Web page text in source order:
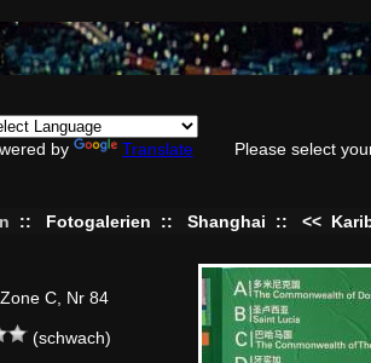
by Translate Please select
:: Fotogalerien :: Shanghai :: <<
C, Nr 84
(schwach)